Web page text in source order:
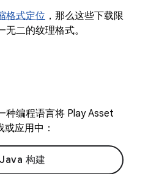
格式定位 ，那么这些下载限
二的纹理格式。
种编程语言将 Play Asset
应用中：
构建